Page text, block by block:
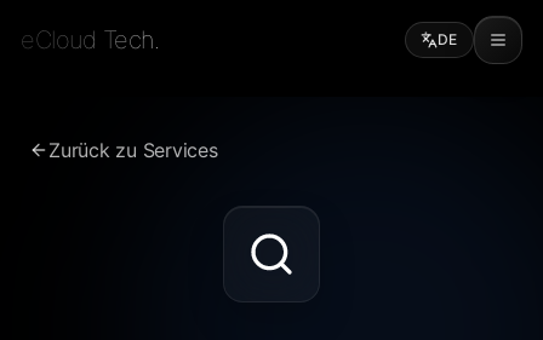
eCloud Tech. DE
Zurück zu Services